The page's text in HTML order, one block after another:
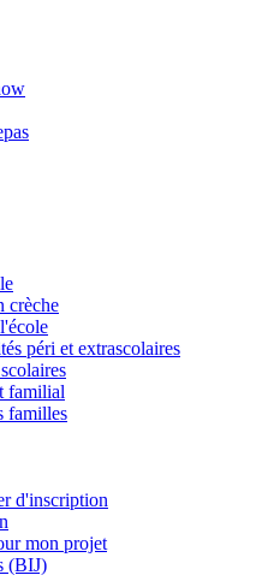
crèche
péri et extrascolaires
familial
familles
d'inscription
mon projet
(BIJ)